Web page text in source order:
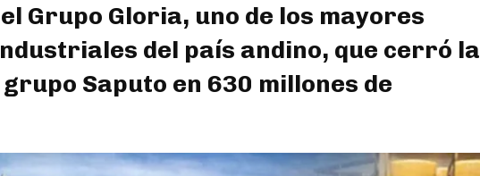
Grupo Gloria, uno de los mayores
del país andino, que cerró la
Saputo en 630 millones de